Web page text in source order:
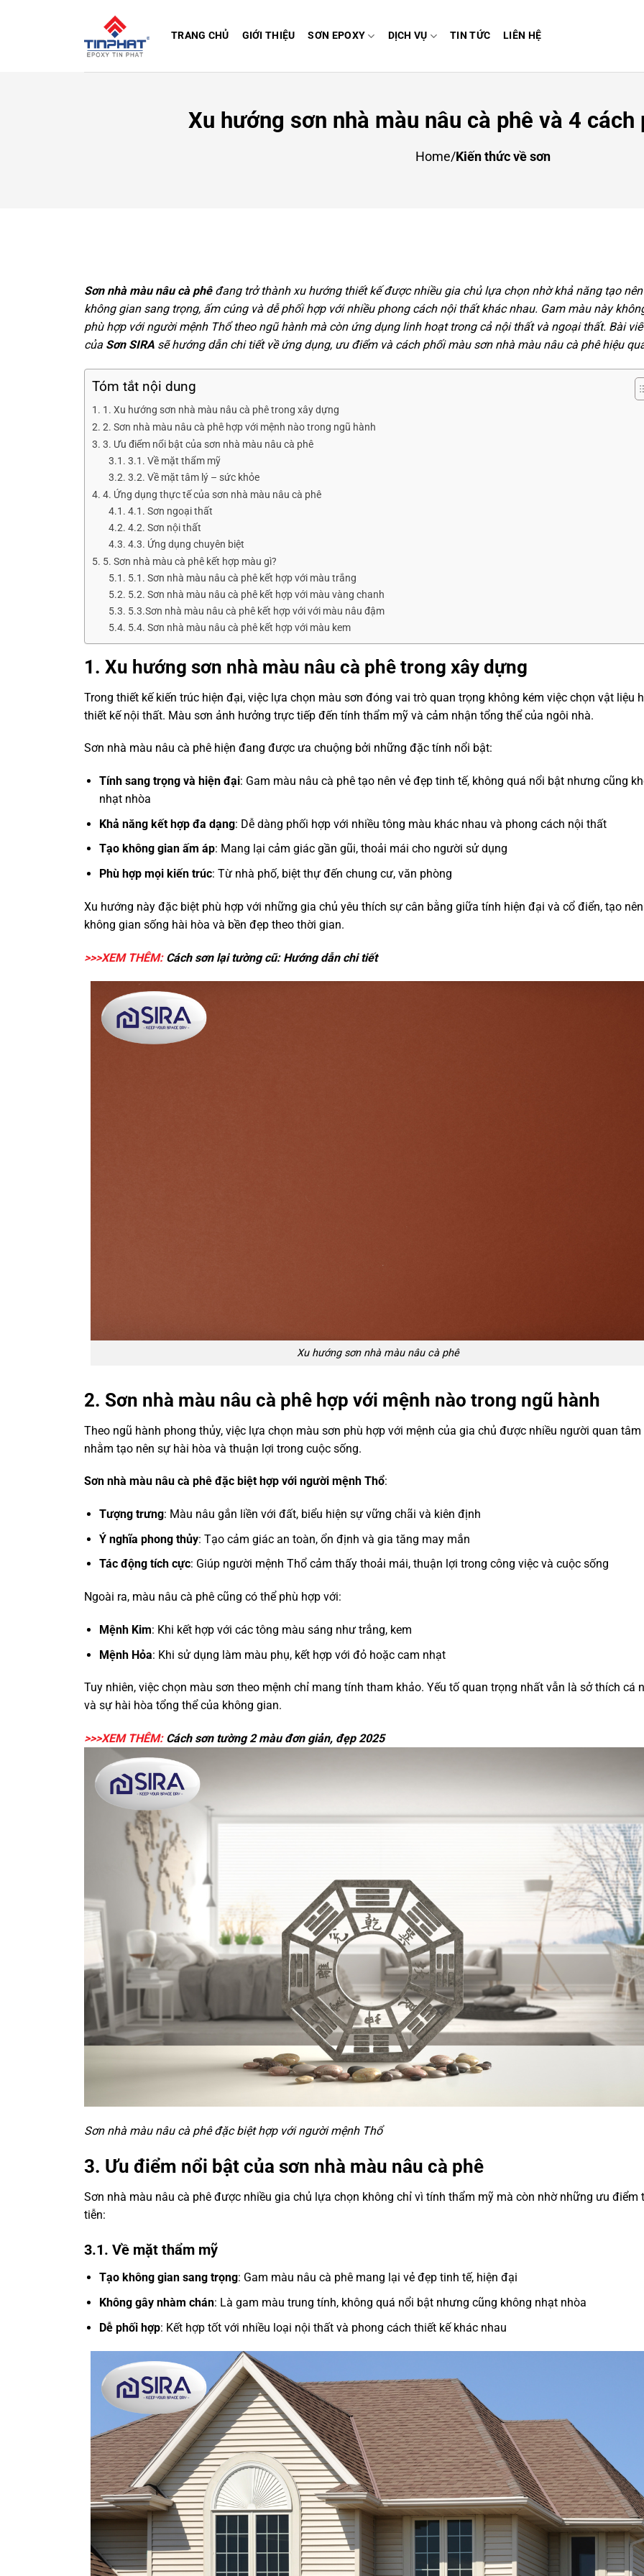
TRANG CHỦ GIỚI THIỆU SƠN EPOXY DỊCH VỤ TIN TỨC LIÊN HỆ
Xu hướng sơn nhà màu nâu cà phê và 4
Home/Kiến thức về sơn
Sơn nhà màu nâu cà phêđang trở thành xu hướng thiết kế được nhiều gia chủ lựa chọn nhờ khả năng tạo nên
không gian sang trọng, ấm cúng và dễ phối hợp với nhiều phong cách nội thất khác nhau. Gam màu này
phù hợp với người mệnh Thổ theo ngũ hành mà còn ứng dụng linh hoạt trong cả nội thất và ngoại thất. Bài
của Sơn SIRA sẽ hướng dẫn chi tiết về ứng dụng, ưu điểm và cách phối màu sơn nhà màu nâu cà phê hiệu
Tóm tắt nội dung
1. Xu hướng sơn nhà màu nâu cà phê trong xây dựng
2. Sơn nhà màu nâu cà phê hợp với mệnh nào trong ngũ hành
3. Ưu điểm nổi bật của sơn nhà màu nâu cà phê
3.1. Về mặt thẩm mỹ
3.2. Về mặt tâm lý – sức khỏe
4. Ứng dụng thực tế của sơn nhà màu nâu cà phê
4.1. Sơn ngoại thất
4.2. Sơn nội thất
4.3. Ứng dụng chuyên biệt
5. Sơn nhà màu cà phê kết hợp màu gì?
5.1. Sơn nhà màu nâu cà phê kết hợp với màu trắng
5.2. Sơn nhà màu nâu cà phê kết hợp với màu vàng chanh
5.3.Sơn nhà màu nâu cà phê kết hợp với với màu nâu đậm
5.4. Sơn nhà màu nâu cà phê kết hợp với màu kem
1. Xu hướng sơn nhà màu nâu cà phê trong xây dựng
Trong thiết kế kiến trúc hiện đại, việc lựa chọn màu sơn đóng vai trò quan trọng không kém việc chọn vật liệu
thiết kế nội thất. Màu sơn ảnh hưởng trực tiếp đến tính thẩm mỹ và cảm nhận tổng thể của ngôi nhà.
Sơn nhà màu nâu cà phê hiện đang được ưa chuộng bởi những đặc tính nổi bật:
Tính sang trọng và hiện đại: Gam màu nâu cà phê tạo nên vẻ đẹp tinh tế, không quá nổi bật nhưng cũng
nhạt nhòa
Khả năng kết hợp đa dạng: Dễ dàng phối hợp với nhiều tông màu khác nhau và phong cách nội thất
Tạo không gian ấm áp: Mang lại cảm giác gần gũi, thoải mái cho người sử dụng
Phù hợp mọi kiến trúc: Từ nhà phố, biệt thự đến chung cư, văn phòng
Xu hướng này đặc biệt phù hợp với những gia chủ yêu thích sự cân bằng giữa tính hiện đại và cổ điển, tạo nên
không gian sống hài hòa và bền đẹp theo thời gian.
>>>XEM THÊM: Cách sơn lại tường cũ: Hướng dẫn chi tiết
Xu hướng sơn nhà màu nâu cà phê
2. Sơn nhà màu nâu cà phê hợp với mệnh nào trong ngũ hành
Theo ngũ hành phong thủy, việc lựa chọn màu sơn phù hợp với mệnh của gia chủ được nhiều người quan tâm
nhằm tạo nên sự hài hòa và thuận lợi trong cuộc sống.
Sơn nhà màu nâu cà phê đặc biệt hợp với người mệnh Thổ:
Tượng trưng: Màu nâu gắn liền với đất, biểu hiện sự vững chãi và kiên định
Ý nghĩa phong thủy: Tạo cảm giác an toàn, ổn định và gia tăng may mắn
Tác động tích cực: Giúp người mệnh Thổ cảm thấy thoải mái, thuận lợi trong công việc và cuộc sống
Ngoài ra, màu nâu cà phê cũng có thể phù hợp với:
Mệnh Kim: Khi kết hợp với các tông màu sáng như trắng, kem
Mệnh Hỏa: Khi sử dụng làm màu phụ, kết hợp với đỏ hoặc cam nhạt
Tuy nhiên, việc chọn màu sơn theo mệnh chỉ mang tính tham khảo. Yếu tố quan trọng nhất vẫn là sở thích cá
và sự hài hòa tổng thể của không gian.
>>>XEM THÊM: Cách sơn tường 2 màuđơn giản, đẹp 2025
Sơn nhà màu nâu cà phê đặc biệt hợp với người mệnh Thổ
3. Ưu điểm nổi bật của sơn nhà màu nâu cà phê
Sơn nhà màu nâu cà phê được nhiều gia chủ lựa chọn không chỉ vì tính thẩm mỹ mà còn nhờ những ưu điểm
tiễn:
3.1. Về mặt thẩm mỹ
Tạo không gian sang trọng: Gam màu nâu cà phê mang lại vẻ đẹp tinh tế, hiện đại
Không gây nhàm chán: Là gam màu trung tính, không quá nổi bật nhưng cũng không nhạt nhòa
Dễ phối hợp: Kết hợp tốt với nhiều loại nội thất và phong cách thiết kế khác nhau